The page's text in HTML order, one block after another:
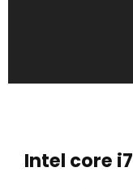
Intel core i7